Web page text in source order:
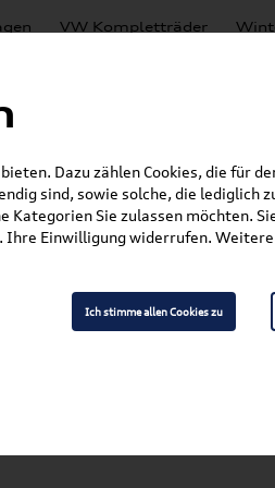
VW Kompletträder
Teile » Spiegelkappen
Dazu zählen Cookies, die für
sind, sowie solche, die lediglich
Sie zulassen möchten.
Ihre Einwilligung widerrufen.
Ich stimme allen Cookies zu